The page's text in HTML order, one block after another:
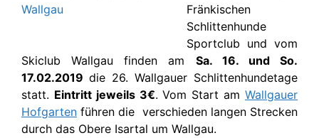
Fränkischen
Schlittenhunde
Sportclub und vom
Skiclub Wallgau finden am Sa. 16. und So.
17.02.2019 die 26. Wallgauer Schlittenhundetage
statt. Eintritt jeweils 3€. Vom Start amWallgauer
Hofgarten führen die verschieden langen Strecken
durch das Obere Isartal um Wallgau.